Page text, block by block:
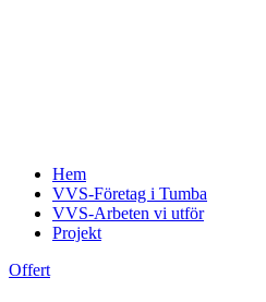
Hem
VVS-Företag i Tumba
VVS-Arbeten vi utför
Projekt
Offert